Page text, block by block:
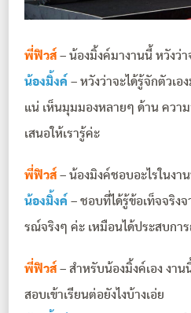
พี่ฟิวส์ – น้องมิ้งค์มางานนี้ หวังว่า
น้องมิ้งค์ – หวังว่าจะได้รู้จักตัวเ
แน่ เห็นมุมมองหลายๆ ด้าน ความ
เสนอให้เรารู้ค่ะ
พี่ฟิวส์ – น้องมิงค์ชอบอะไรในงา
น้องมิ้งค์ – ชอบที่ได้รู้ข้อเท็จจริง
รณ์จริงๆ ค่ะ เหมือนได้ประสบกา
พี่ฟิวส์ – สำหรับน้องมิ้งค์เอง งาน
สอบเข้าเรียนต่อยังไงบ้างเอ่ย